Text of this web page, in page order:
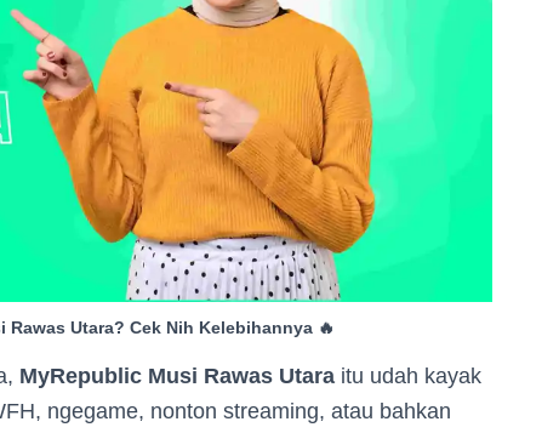
Utara? Cek Nih Kelebihannya 🔥
MyRepublic Musi Rawas Utara itu udah kayak
ngegame, nonton streaming, atau bahkan